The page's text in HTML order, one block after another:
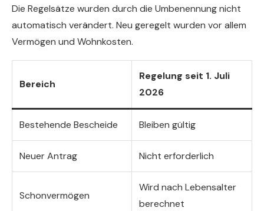
Die Regelsätze wurden durch die Umbenennung nicht
automatisch verändert. Neu geregelt wurden vor allem
Vermögen und Wohnkosten.
Bereich
Regelung seit 1. Juli
2026
Bestehende Bescheide Bleiben gültig
Neuer Antrag Nicht erforderlich
Schonvermögen
Wird nach Lebensalter
berechnet